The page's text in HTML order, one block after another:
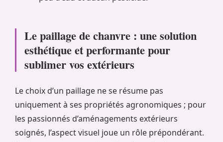
Le paillage de chanvre : une solution
esthétique et performante pour
sublimer vos extérieurs
Le choix d’un paillage ne se résume pas
uniquement à ses propriétés agronomiques ; pour
les passionnés d’aménagements extérieurs
soignés, l’aspect visuel joue un rôle prépondérant.